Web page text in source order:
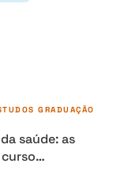
GRADUAÇÃO
saúde: as
e EAD